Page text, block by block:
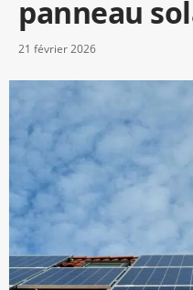
panneau
21 février 2026